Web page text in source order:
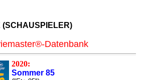
(SCHAUSPIELER)
Datenbank
2020:
Sommer 85